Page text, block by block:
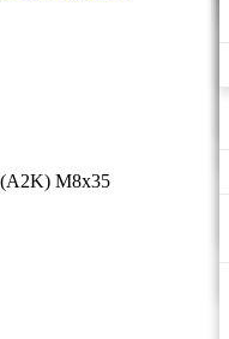
(A2K) М8х35